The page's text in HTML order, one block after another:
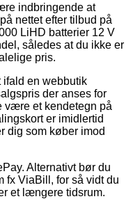
indbringende at
nettet efter tilbud på
LiHD batterier 12 V
således at du ikke er
pris.
ifald en webbutik
der anses for
være et kendetegn på
er imidlertid
dig som køber imod
Alternativt bør du
fx ViaBill, for så vidt du
et længere tidsrum.